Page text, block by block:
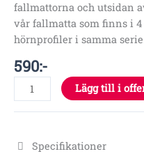
fallmattorna och utsidan
vår fallmatta som finns i 4
hörnprofiler i samma
590:-
Lägg till i
Specifikationer